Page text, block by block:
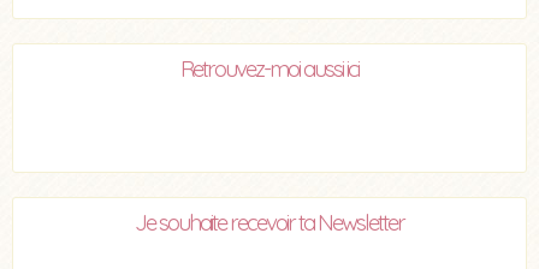
Retrouvez-moi aussi ici
Je souhaite recevoir ta Newsletter